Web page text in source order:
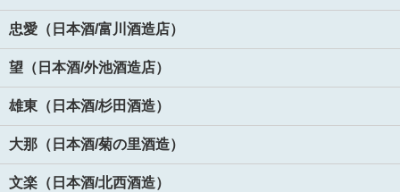
忠愛（日本酒/富川酒造店）
望（日本酒/外池酒造店）
雄東（日本酒/杉田酒造）
大那（日本酒/菊の里酒造）
文楽（日本酒/北西酒造）